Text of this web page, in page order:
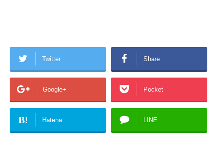
Twitter Share
Google+ Pocket
B! Hatena LINE